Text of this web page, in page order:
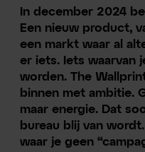
In december 2024
Een nieuw product,
een markt waar al
er iets. Iets waarvan
worden. The
binnen met ambitie.
maar energie. Dat
bureau blij van
waar je geen